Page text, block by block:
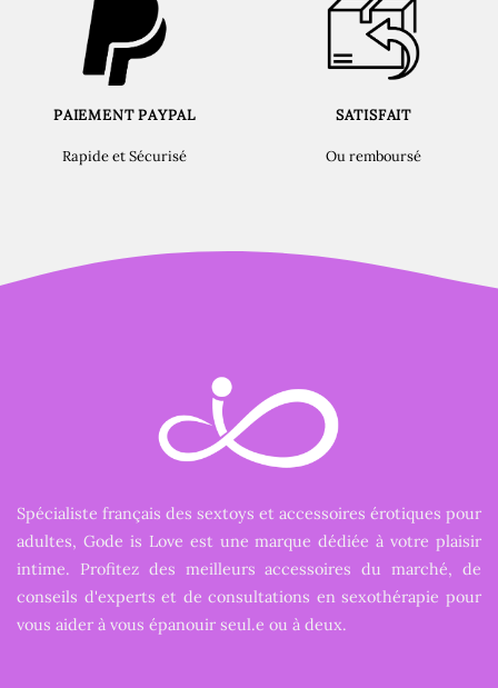
PAIEMENT PAYPAL
Rapide et Sécurisé
SATISFAIT
Ou remboursé
Spécialiste français des sextoys et accessoires érotiques pour
adultes, Gode is Love est une marque dédiée à votre plaisir
intime. Profitez des meilleurs accessoires du marché, de
conseils d'experts et de consultations en sexothérapie pour
vous aider à vous épanouir seul.e ou à deux.